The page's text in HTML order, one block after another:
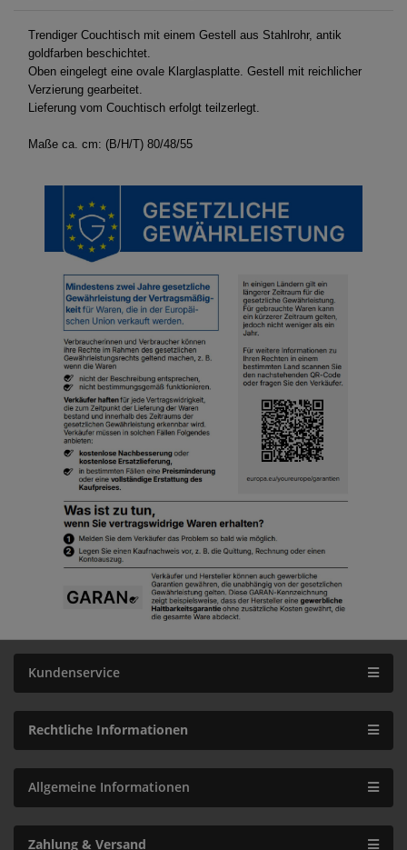
Trendiger Couchtisch mit einem Gestell aus Stahlrohr, antik
goldfarben beschichtet.
Oben eingelegt eine ovale Klarglasplatte. Gestell mit reichlicher
Verzierung gearbeitet.
Lieferung vom Couchtisch erfolgt teilzerlegt.
Maße ca. cm: (B/H/T) 80/48/55
Kundenservice
Rechtliche Informationen
Allgemeine Informationen
Zahlung & Versand